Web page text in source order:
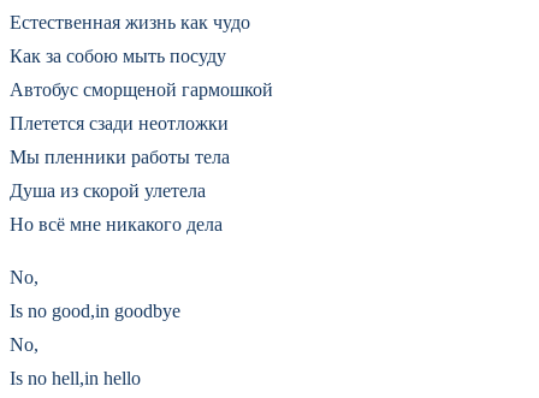
Естественная жизнь как чудо
Как за собою мыть посуду
Автобус сморщеной гармошкой
Плетется сзади неотложки
Мы пленники работы тела
Душа из скорой улетела
Но всё мне никакого дела
No,
Is no good,in goodbye
No,
Is no hell,in hello